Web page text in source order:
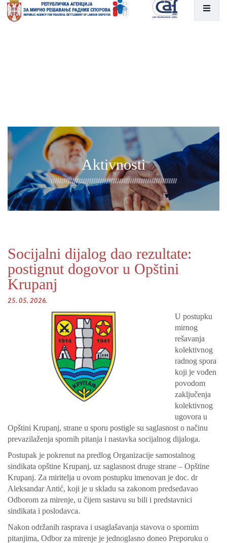
Aktivnosti
Socijalni dijalog dao rezultate:
postignut dogovor u Opštini
Krupanj
25. 05. 2026.
U postupku
mirnog
rešavanja
kolektivnog
radnog spora
koji je vođen
povodom
zaključenja
kolektivnog
ugovora u
Opštini Krupanj, strane u sporu postigle su saglasnost o načinu
prevazilaženja spornih pitanja i nastavka socijalnog dijaloga.
Postupak je pokrenut na predlog Organizacije samostalnog
sindikata opštine Krupanj, uz saglasnost druge strane – Opštine
Krupanj. Za miritelja u ovom postupku imenovan je doc. dr
Aleksandar Antić, koji je u skladu sa zakonom predsedavao
Odborom za mirenje, u čijem sastavu su bili i predstavnici
sindikata i poslodavca.
Nakon održanih rasprava i usaglašavanja stavova o spornim
pitanjima, Odbor za mirenje je jednoglasno doneo Preporuku o